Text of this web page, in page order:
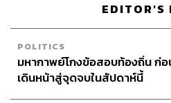
ทั้งจากปกติร่าเริงกลายเป็นคนเศ
ว่าเขากำลังรู้สึกไม่เหลือใคร หรื
คนเงียบๆ จู่ๆ กลายเป็นคนร่าเริ
เพราะอาจแปลว่าเขาได้เตรียม
ต้องห่วงแล้ว
EDITOR'S
POLITICS
มหากาพย์โกงข้อสอบท้องถิ่น ก่
เดินหน้าสู่จุดจบในสัปดาห์นี้